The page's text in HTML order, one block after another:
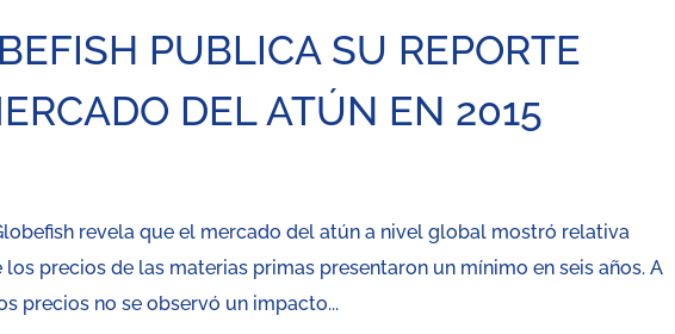
PUBLICA SU REPORTE
DEL ATÚN EN 2015
revela que el mercado del atún a nivel global mostró relativa
precios de las materias primas presentaron un mínimo en seis años. A
precios no se observó un impacto...